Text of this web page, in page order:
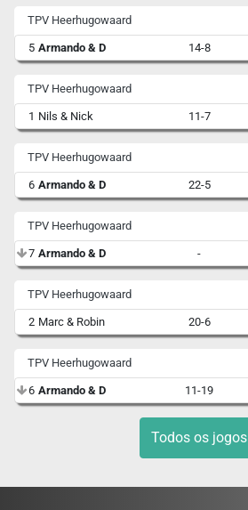
TPV Heerhugowaard
5 Armando & D 14-8
TPV Heerhugowaard
1 Nils & Nick 11-7
TPV Heerhugowaard
6 Armando & D 22-5
TPV Heerhugowaard
7 Armando & D -
TPV Heerhugowaard
2 Marc & Robin 20-6
TPV Heerhugowaard
6 Armando & D 11-19
Todos os jogos